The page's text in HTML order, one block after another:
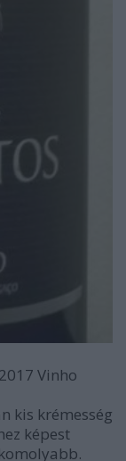
Vinho
kis krémesség
képest